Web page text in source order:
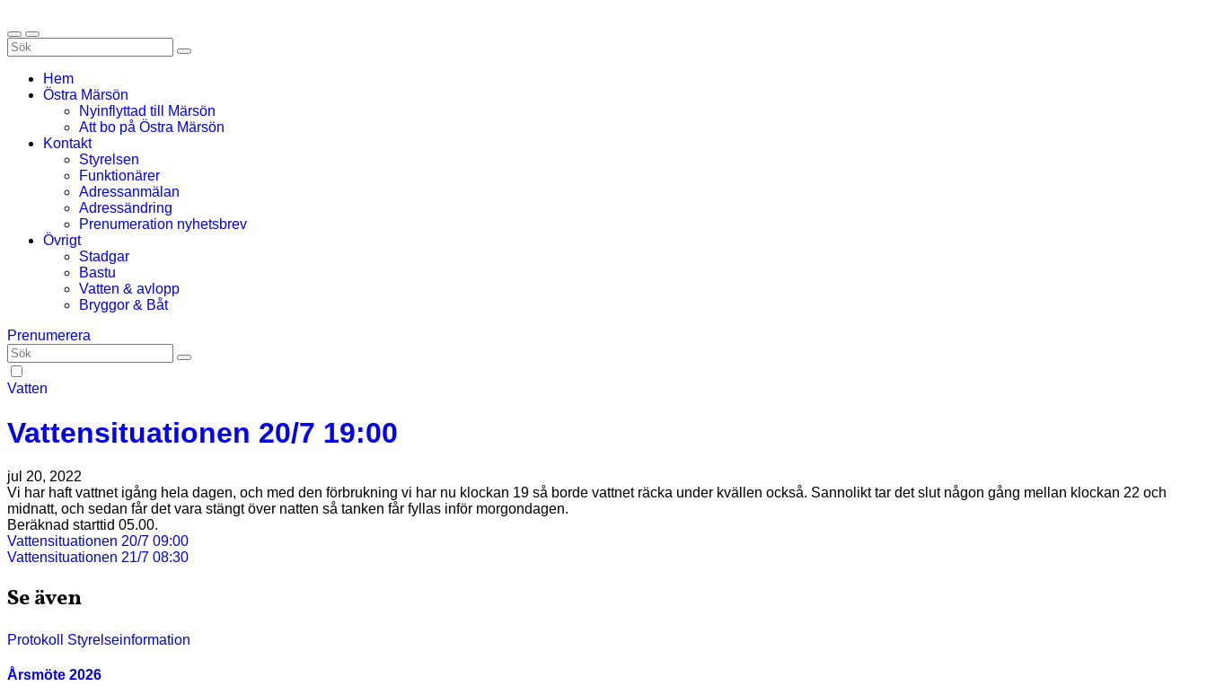
Hem
Östra Märsön
Nyinflyttad till Märsön
Att bo på Östra Märsön
Kontakt
Styrelsen
Funktionärer
Adressanmälan
Adressändring
Prenumeration nyhetsbrev
Övrigt
Stadgar
Bastu
Vatten & avlopp
Bryggor & Båt
Prenumerera
Vatten
Vattensituationen 20/7 19:00
jul 20, 2022
Vi har haft vattnet igång hela dagen, och med den förbrukning vi har nu klockan 19 så borde vattnet räcka under kvällen också. Sannolikt tar det slut någon gång mellan klockan 22 och
midnatt, och sedan får det vara stängt över natten så tanken får fyllas inför morgondagen.
Beräknad starttid 05.00.
Inläggsnavigering
Vattensituationen 20/7 09:00
Vattensituationen 21/7 08:30
Se även
Protokoll Styrelseinformation
Årsmöte 2026